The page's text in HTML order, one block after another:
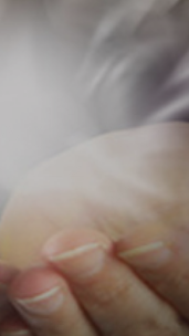
: À
l'Eure, depuis